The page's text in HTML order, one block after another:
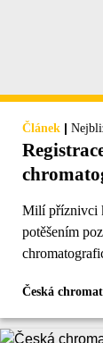
Článek |
Milí příznivci
potěšením
Česká